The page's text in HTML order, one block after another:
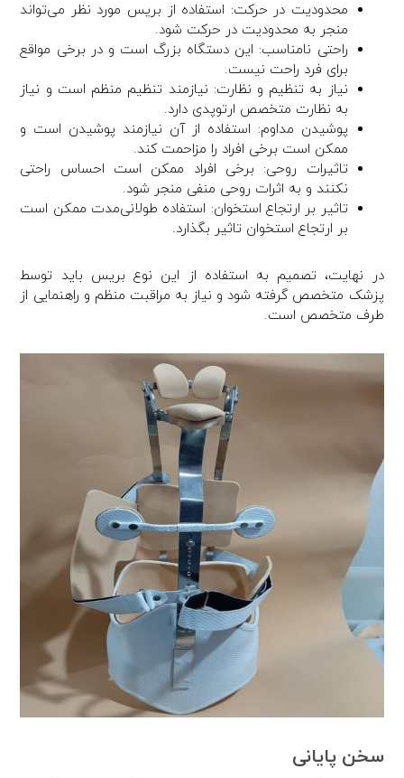
محدودیت در حرکت: استفاده از بریس مورد نظر می‌تواند
منجر به محدودیت در حرکت شود.
راحتی نامناسب: این دستگاه بزرگ است و در برخی مواقع
برای فرد راحت نیست.
نیاز به تنظیم و نظارت: نیازمند تنظیم منظم است و نیاز
به نظارت متخصص ارتوپدی دارد.
پوشیدن مداوم: استفاده از آن نیازمند پوشیدن است و
ممکن است برخی افراد را مزاحمت کند.
تاثیرات روحی: برخی افراد ممکن است احساس راحتی
نکنند و به اثرات روحی منفی منجر شود.
تاثیر بر ارتجاع استخوان: استفاده طولانی‌مدت ممکن است
بر ارتجاع استخوان تاثیر بگذارد.
در نهایت، تصمیم به استفاده از این نوع بریس باید توسط
پزشک متخصص گرفته شود و نیاز به مراقبت منظم و راهنمایی از
طرف متخصص است.
سخن پایانی